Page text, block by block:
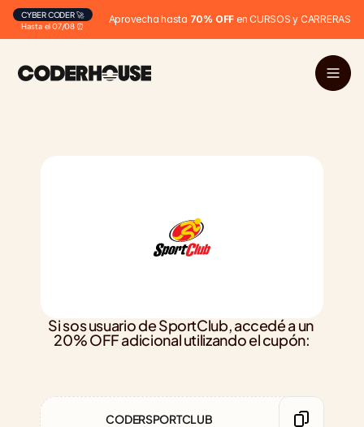
Hasta el 07/08 ⏰
CYBER CODER 🚀 Aprovecha hasta 70% OFF en CURSOS y CARRERAS
Si sos usuario de SportClub, accedé a un
20% OFF adicional utilizando el cupón:
CODERSPORTCLUB